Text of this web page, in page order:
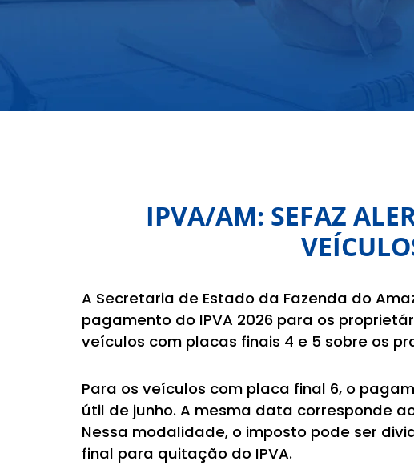
IPVA/AM: SEFAZ
A Secretaria de Estado da Fazenda do
pagamento do IPVA 2026 para os
veículos com placas finais 4 e 5 sobre os
Para os veículos com placa final 6, o
útil de junho. A mesma data corresponde
Nessa modalidade, o imposto pode ser
final para quitação do IPVA.